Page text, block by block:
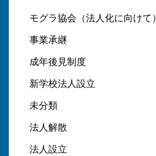
モグラ協会（法人化に向けて）
事業承継
成年後見制度
新学校法人設立
未分類
法人解散
法人設立